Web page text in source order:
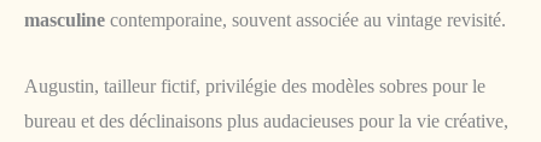
masculine contemporaine, souvent associée au vintage revisité.
Augustin, tailleur fictif, privilégie des modèles sobres pour le
bureau et des déclinaisons plus audacieuses pour la vie créative,